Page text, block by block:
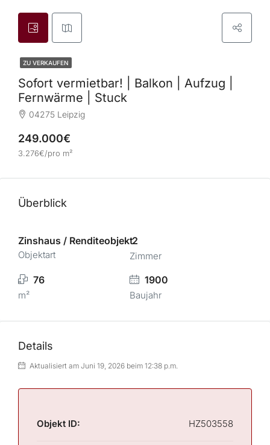
ZU VERKAUFEN
Sofort vermietbar! | Balkon | Aufzug |
Fernwärme | Stuck
04275 Leipzig
249.000€
3.276€/pro m²
Überblick
Zinshaus / Renditeobjekt
Objektart
2
Zimmer
76
m²
1900
Baujahr
Details
Aktualisiert am Juni 19, 2026 beim 12:38 p.m.
Objekt ID: HZ503558